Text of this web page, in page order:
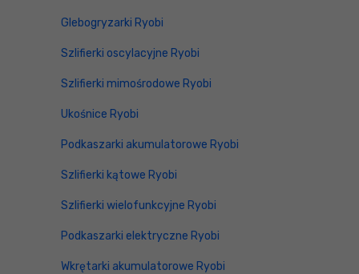
Glebogryzarki Ryobi
Szlifierki oscylacyjne Ryobi
Szlifierki mimośrodowe Ryobi
Ukośnice Ryobi
Podkaszarki akumulatorowe Ryobi
Szlifierki kątowe Ryobi
Szlifierki wielofunkcyjne Ryobi
Podkaszarki elektryczne Ryobi
Wkrętarki akumulatorowe Ryobi